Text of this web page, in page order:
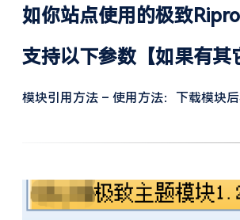
如你站点使用的极致
支持以下参数【如果有
模块引用方法 – 使用方法：下载模块